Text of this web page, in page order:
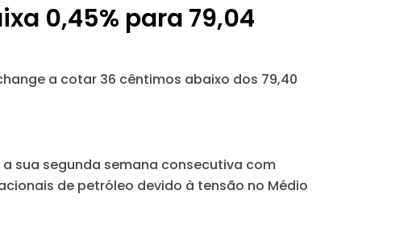
0,45% para 79,04
a cotar 36 cêntimos abaixo dos 79,40
sua segunda semana consecutiva com
de petróleo devido à tensão no Médio